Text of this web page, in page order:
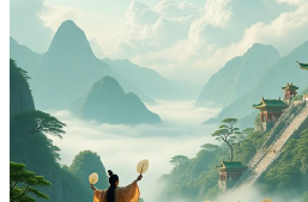
佛道文化
佛家
道家
传统文化
传统文化
八字命理
奇门遁甲